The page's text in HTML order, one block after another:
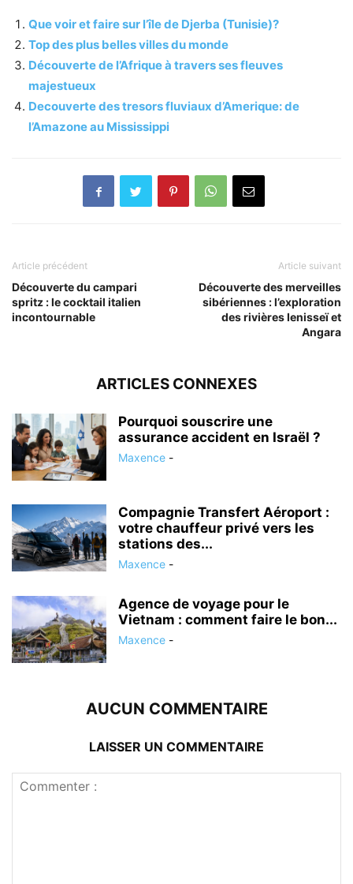
Que voir et faire sur l’île de Djerba (Tunisie)?
Top des plus belles villes du monde
Découverte de l’Afrique à travers ses fleuves
majestueux
Decouverte des tresors fluviaux d’Amerique: de
l’Amazone au Mississippi
Article précédent
Découverte du campari
spritz : le cocktail italien
incontournable
Article suivant
Découverte des merveilles
sibériennes : l’exploration
des rivières Ienisseï et
Angara
ARTICLES CONNEXES
Pourquoi souscrire une
assurance accident en Israël ?
Maxence -
Compagnie Transfert Aéroport :
votre chauffeur privé vers les
stations des...
Maxence -
Agence de voyage pour le
Vietnam : comment faire le bon...
Maxence -
AUCUN COMMENTAIRE
LAISSER UN COMMENTAIRE